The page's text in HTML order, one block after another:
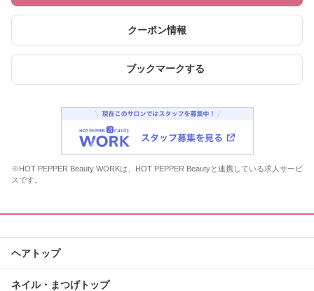
クーポン情報
ブックマークする
※HOT PEPPER Beauty WORKは、HOT PEPPER Beautyと連携している求人サービ
スです。
ヘアトップ
ネイル・まつげトップ